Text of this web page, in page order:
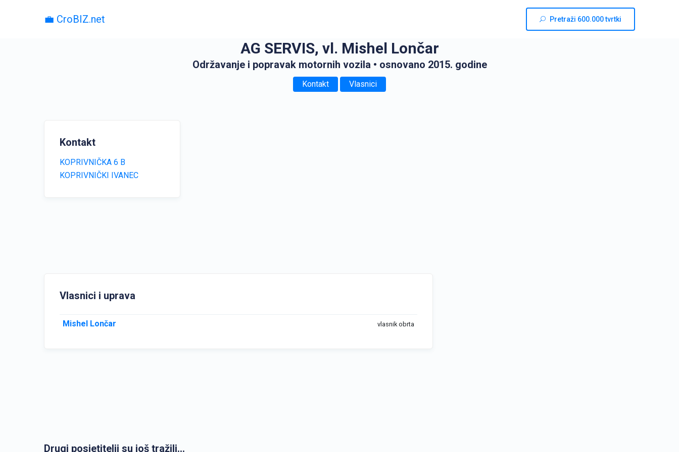
💼 CroBIZ.net Pretraži 600.000 tvrtki
AG SERVIS, vl. Mishel Lončar
Održavanje i popravak motornih vozila • osnovano 2015. godine
Kontakt Vlasnici
Kontakt
KOPRIVNIČKA 6 B
KOPRIVNIČKI IVANEC
Vlasnici i uprava
Mishel Lončar vlasnik obrta
Drugi posjetitelji su još tražili...